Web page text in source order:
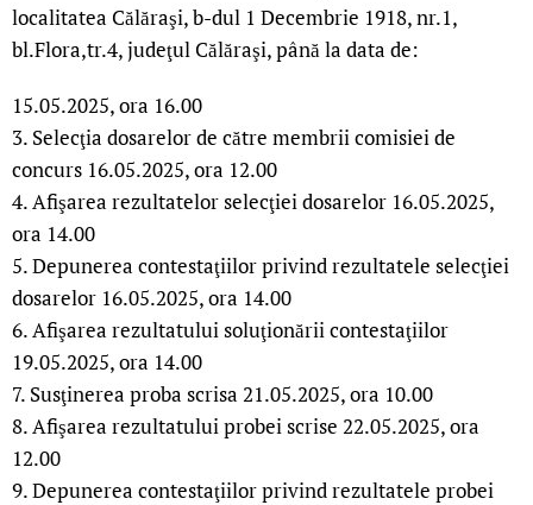
localitatea Călăraşi, b-dul 1 Decembrie 1918, nr.1,
bl.Flora,tr.4, judeţul Călăraşi, până la data de:
15.05.2025, ora 16.00
3. Selecţia dosarelor de către membrii comisiei de
concurs 16.05.2025, ora 12.00
4. Afişarea rezultatelor selecţiei dosarelor 16.05.2025,
ora 14.00
5. Depunerea contestaţiilor privind rezultatele selecţiei
dosarelor 16.05.2025, ora 14.00
6. Afişarea rezultatului soluţionării contestaţiilor
19.05.2025, ora 14.00
7. Susţinerea proba scrisa 21.05.2025, ora 10.00
8. Afişarea rezultatului probei scrise 22.05.2025, ora
12.00
9. Depunerea contestaţiilor privind rezultatele probei